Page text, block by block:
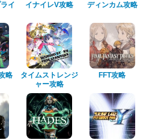
イ
イナイレV攻略 ディンカム攻略
略
タイムストレンジ
ャー攻略
FFT攻略